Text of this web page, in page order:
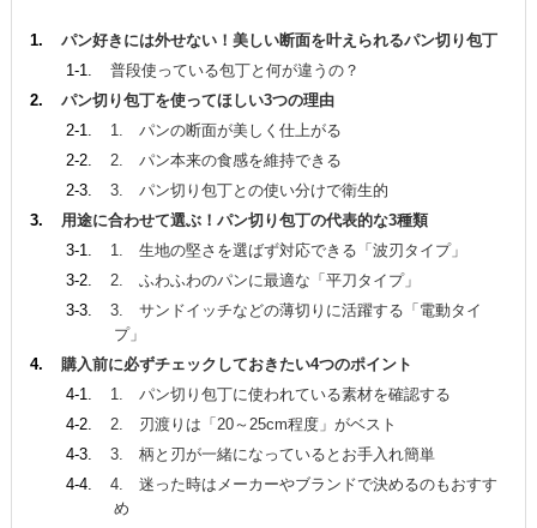
パン好きには外せない！美しい断面を叶えられるパン切り包丁
普段使っている包丁と何が違うの？
パン切り包丁を使ってほしい3つの理由
1. パンの断面が美しく仕上がる
2. パン本来の食感を維持できる
3. パン切り包丁との使い分けで衛生的
用途に合わせて選ぶ！パン切り包丁の代表的な3種類
1. 生地の堅さを選ばず対応できる「波刃タイプ」
2. ふわふわのパンに最適な「平刀タイプ」
3. サンドイッチなどの薄切りに活躍する「電動タイ
プ」
購入前に必ずチェックしておきたい4つのポイント
1. パン切り包丁に使われている素材を確認する
2. 刃渡りは「20～25cm程度」がベスト
3. 柄と刃が一緒になっているとお手入れ簡単
4. 迷った時はメーカーやブランドで決めるのもおすす
め